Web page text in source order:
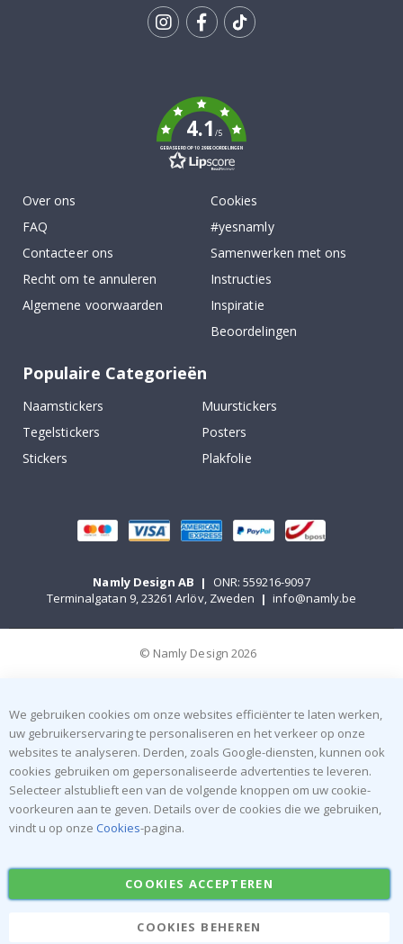
4.1/5
GEBASEERD OP 1029 BEOORDELINGEN
Over ons
FAQ
Contacteer ons
Recht om te annuleren
Algemene voorwaarden
Cookies
#yesnamly
Samenwerken met ons
Instructies
Inspiratie
Beoordelingen
Populaire Categorieën
Naamstickers
Muurstickers
Tegelstickers
Posters
Stickers
Plakfolie
Namly Design AB |
ONR: 559216-9097
Terminalgatan 9, 23261 Arlöv, Zweden | info@namly.be
© Namly Design 2026
We gebruiken cookies om onze websites efficiënter te laten werken,
uw gebruikerservaring te personaliseren en het verkeer op onze
websites te analyseren. Derden, zoals Google-diensten, kunnen ook
cookies gebruiken om gepersonaliseerde advertenties te leveren.
Selecteer alstublieft een van de volgende knoppen om uw cookie-
voorkeuren aan te geven. Details over de cookies die we gebruiken,
vindt u op onze Cookies-pagina.
COOKIES ACCEPTEREN
COOKIES BEHEREN